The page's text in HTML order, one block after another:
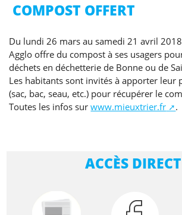
Contact
COMPOST OFFERT
Du lundi 26 mars au samedi 21 avril
Agglo offre du compost à ses usagers
déchets en déchetterie de Bonne ou de
Les habitants sont invités à apporter leur
(sac, bac, seau, etc.) pour récupérer le
Toutes les infos surwww.mieuxtrier.fr .
ACCÈS DIRECT